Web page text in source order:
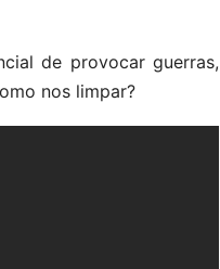
de provocar guerras,
nos limpar?